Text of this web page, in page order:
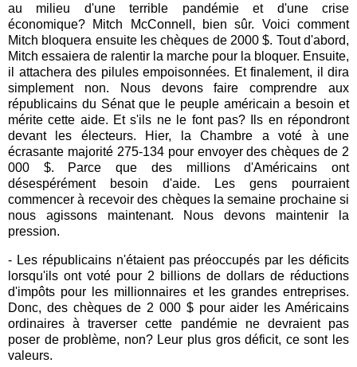
au milieu d'une terrible pandémie et d'une crise
économique? Mitch McConnell, bien sûr. Voici comment
Mitch bloquera ensuite les chèques de 2000 $. Tout d'abord,
Mitch essaiera de ralentir la marche pour la bloquer. Ensuite,
il attachera des pilules empoisonnées. Et finalement, il dira
simplement non. Nous devons faire comprendre aux
républicains du Sénat que le peuple américain a besoin et
mérite cette aide. Et s'ils ne le font pas? Ils en répondront
devant les électeurs. Hier, la Chambre a voté à une
écrasante majorité 275-134 pour envoyer des chèques de 2
000 $. Parce que des millions d'Américains ont
désespérément besoin d'aide. Les gens pourraient
commencer à recevoir des chèques la semaine prochaine si
nous agissons maintenant. Nous devons maintenir la
pression.
- Les républicains n'étaient pas préoccupés par les déficits
lorsqu'ils ont voté pour 2 billions de dollars de réductions
d'impôts pour les millionnaires et les grandes entreprises.
Donc, des chèques de 2 000 $ pour aider les Américains
ordinaires à traverser cette pandémie ne devraient pas
poser de problème, non? Leur plus gros déficit, ce sont les
valeurs.